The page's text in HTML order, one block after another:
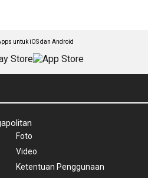
untuk iOS dan Android
Foto
Video
Ketentuan Penggunaan